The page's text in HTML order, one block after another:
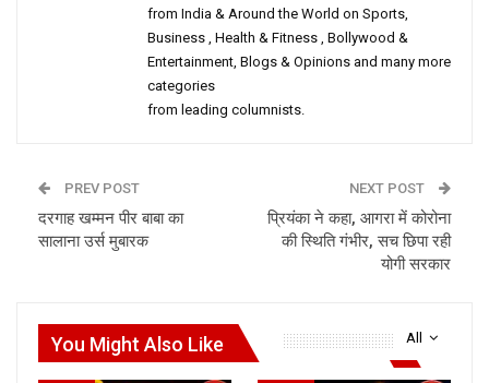
from India & Around the World on Sports,
Business , Health & Fitness , Bollywood &
Entertainment, Blogs & Opinions and many more
categories
from leading columnists.
PREV POST
दरगाह खम्मन पीर बाबा का
सालाना उर्स मुबारक
NEXT POST
प्रियंका ने कहा, आगरा में कोरोना
की स्थिति गंभीर, सच छिपा रही
योगी सरकार
All
You Might Also Like